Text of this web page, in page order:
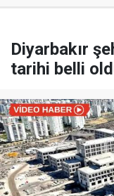
Diyarbakır
tarihi belli